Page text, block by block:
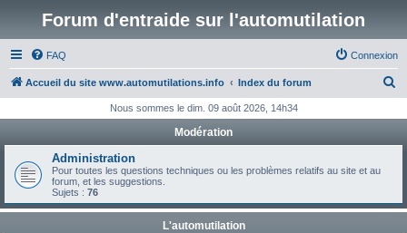
Forum d'entraide sur l'automutilation
FAQ Connexion
Accueil du site www.automutilations.info Index du forum
h
c
Nous sommes le dim. 09 août 2026, 14h34
Modération
Administration
Pour toutes les questions techniques ou les problèmes relatifs au site et au
forum, et les suggestions.
Sujets : 76
L'automutilation